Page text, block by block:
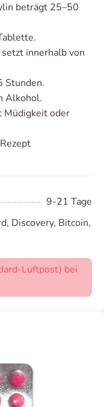
beträgt 25–50
innerhalb von
Stunden.
Alkohol.
Müdigkeit oder
9-21 Tage
Discovery, Bitcoin,
Luftpost) bei